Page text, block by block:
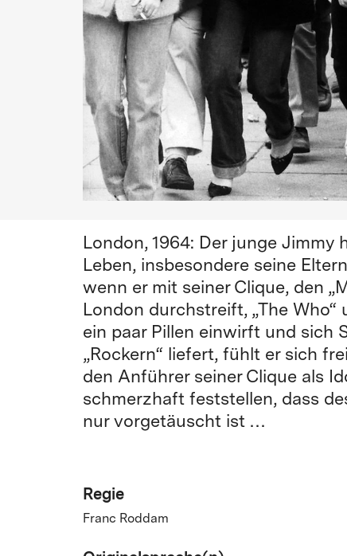
London, 1964: Der junge Jimmy
Leben, insbesondere seine
wenn er mit seiner Clique, den
London durchstreift, „The Who“
ein paar Pillen einwirft und sich
„Rockern“ liefert, fühlt er sich
den Anführer seiner Clique als
schmerzhaft feststellen, dass
nur vorgetäuscht ist …
Regie
Franc Roddam